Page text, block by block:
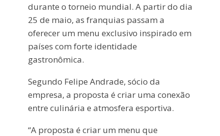
durante o torneio mundial. A partir do dia
25 de maio, as franquias passam a
oferecer um menu exclusivo inspirado em
países com forte identidade
gastronômica.
Segundo Felipe Andrade, sócio da
empresa, a proposta é criar uma conexão
entre culinária e atmosfera esportiva.
“A proposta é criar um menu que